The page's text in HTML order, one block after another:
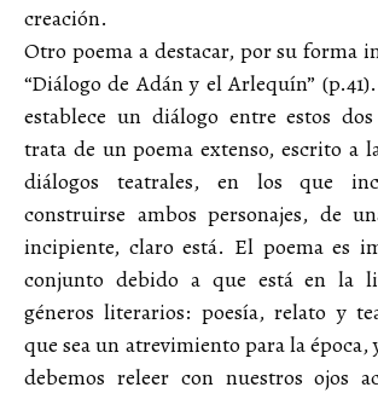
creación.
Otro poema a destacar, por su forma
“Diálogo de Adán y el Arlequín”
establece un diálogo entre estos dos
trata de un poema extenso, escrito a
diálogos teatrales, en los que
construirse ambos personajes, de
incipiente, claro está. El poema es
conjunto debido a que está en la
géneros literarios: poesía, relato y
que sea un atrevimiento para la época,
debemos releer con nuestros ojos